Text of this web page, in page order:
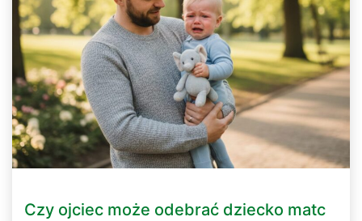
Czy ojciec może odebrać dziecko matc